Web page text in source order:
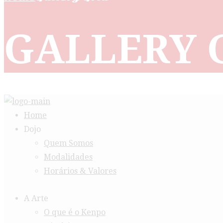
GALLERY
Home
Dojo
Quem Somos
Modalidades
Horários & Valores
A Arte
O que é o Kenpo